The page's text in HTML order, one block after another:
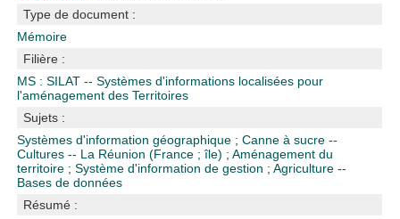
Type de document :
Mémoire
Filière :
MS : SILAT -- Systèmes d'informations localisées pour
l'aménagement des Territoires
Sujets :
Systèmes d'information géographique ;Canne à sucre --
Cultures -- La Réunion (France ; île) ;Aménagement du
territoire ;Système d'information de gestion ;Agriculture --
Bases de données
Résumé :